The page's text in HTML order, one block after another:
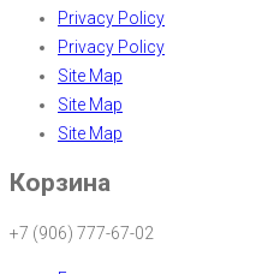
Privacy Policy
Privacy Policy
Site Map
Site Map
Site Map
Корзина
+7 (906) 777-67-02